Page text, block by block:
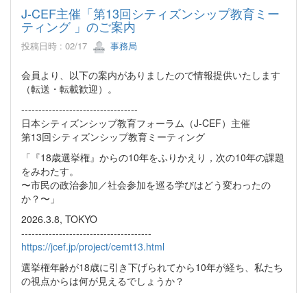
J-CEF主催「第13回シティズンシップ教育ミー
ティング 」のご案内
投稿日時 : 02/17 事務局
会員より、以下の案内がありましたので情報提供いたします
（転送・転載歓迎）。
----------------------------------
日本シティズンシップ教育フォーラム（J-CEF）主催
第13回シティズンシップ教育ミーティング
「『18歳選挙権』からの10年をふりかえり，次の10年の課題
をみわたす。
〜市民の政治参加／社会参加を巡る学びはどう変わったの
か？〜」
2026.3.8, TOKYO
--------------------------------------
https://jcef.jp/project/cemt13.html
選挙権年齢が18歳に引き下げられてから10年が経ち、私たち
の視点からは何が見えるでしょうか？